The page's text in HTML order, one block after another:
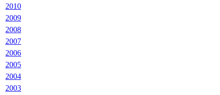
2010
2009
2008
2007
2006
2005
2004
2003